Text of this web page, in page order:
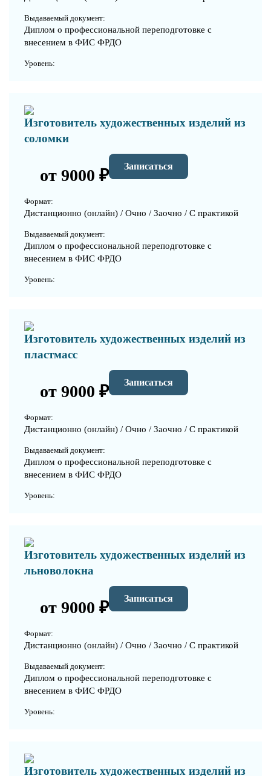
Выдаваемый документ:
Диплом о профессиональной переподготовке с
внесением в ФИС ФРДО
Уровень:
Изготовитель художественных изделий из
соломки
от 9000 ₽ Записаться
Формат:
Дистанционно (онлайн) / Очно / Заочно / С практикой
Выдаваемый документ:
Диплом о профессиональной переподготовке с
внесением в ФИС ФРДО
Уровень:
Изготовитель художественных изделий из
пластмасс
от 9000 ₽ Записаться
Формат:
Дистанционно (онлайн) / Очно / Заочно / С практикой
Выдаваемый документ:
Диплом о профессиональной переподготовке с
внесением в ФИС ФРДО
Уровень:
Изготовитель художественных изделий из
льноволокна
от 9000 ₽ Записаться
Формат:
Дистанционно (онлайн) / Очно / Заочно / С практикой
Выдаваемый документ:
Диплом о профессиональной переподготовке с
внесением в ФИС ФРДО
Уровень:
Изготовитель художественных изделий из